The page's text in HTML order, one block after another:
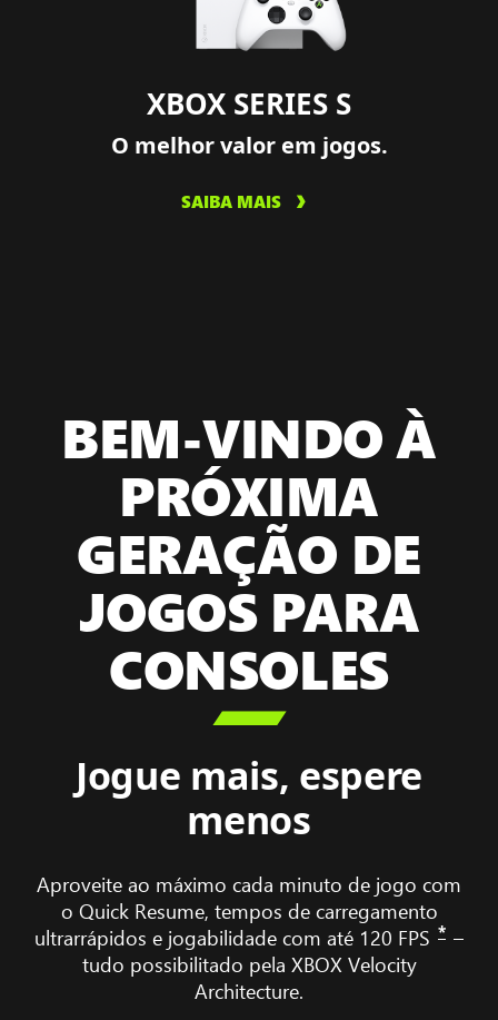
XBOX SERIES S
O melhor valor em jogos.
SAIBA MAIS
BEM-VINDO À
PRÓXIMA
GERAÇÃO DE
JOGOS PARA
CONSOLES

Jogue mais, espere
menos
Aproveite ao máximo cada minuto de jogo com
o Quick Resume, tempos de carregamento
ultrarrápidos e jogabilidade com até 120 FPS * –
tudo possibilitado pela XBOX Velocity
Architecture.